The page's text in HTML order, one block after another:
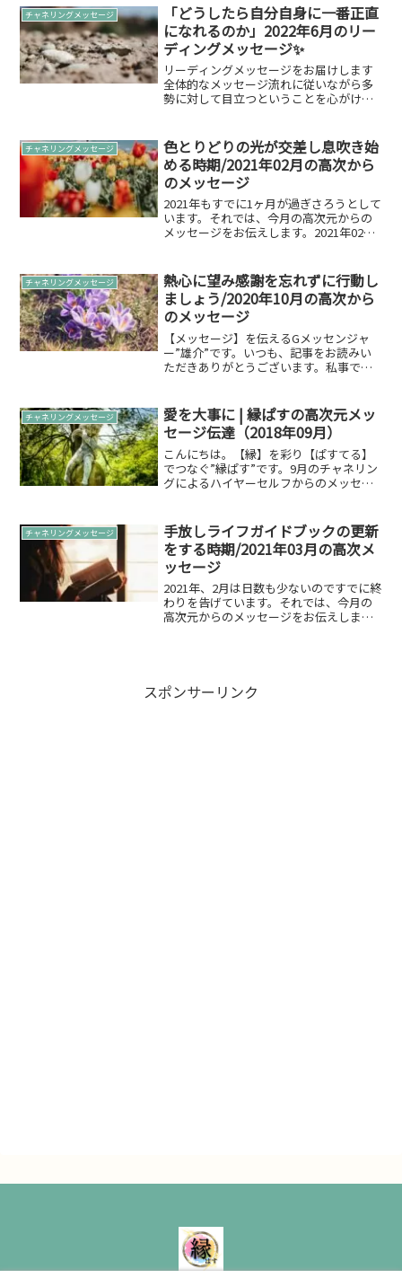
チャネリングメッセージ
「どうしたら自分自身に一番正直
になれるのか」2022年6月のリー
ディングメッセージ✨
リーディングメッセージをお届けします
全体的なメッセージ流れに従いながら多
勢に対して目立つということを心がけて
の開運アクション「どうしたら自分自身
に一番正直になれるのか...
チャネリングメッセージ
色とりどりの光が交差し息吹き始
める時期/2021年02月の高次から
のメッセージ
2021年もすでに1ヶ月が過ぎさろうとして
います。それでは、今月の高次元からの
メッセージをお伝えします。2021年02月
います。希望の光を感じ始め出す多くの
人々が悲しみ...
チャネリングメッセージ
熱心に望み感謝を忘れずに行動し
ましょう/2020年10月の高次から
のメッセージ
【メッセージ】を伝えるGメッセンジャ
ー”雄介”です。いつも、記事をお読みい
ただきありがとうございます。私事です
これからもよろしくおねがいします。そ
れでは、今月の高次元...
チャネリングメッセージ
愛を大事に | 縁ぱすの高次元メッ
セージ伝達（2018年09月）
こんにちは。【縁】を彩り【ぱすてる】
でつなぐ”縁ぱす”です。9月のチャネリン
グによるハイヤーセルフからのメッセー
月に差し掛かりました。いかがお過ごし
でしょうか。8月はマ...
チャネリングメッセージ
手放しライフガイドブックの更新
をする時期/2021年03月の高次メ
ッセージ
2021年、2月は日数も少ないのですでに終
わりを告げています。それでは、今月の
高次元からのメッセージをお伝えしま
スポンサーリンク